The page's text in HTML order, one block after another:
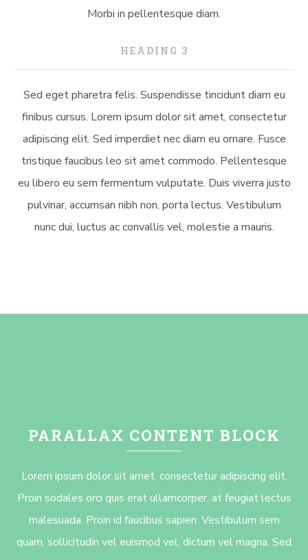
Morbi in pellentesque diam.
HEADING 3
Sed eget pharetra felis. Suspendisse tincidunt diam eu
finibus cursus. Lorem ipsum dolor sit amet, consectetur
adipiscing elit. Sed imperdiet nec diam eu ornare. Fusce
tristique faucibus leo sit amet commodo. Pellentesque
eu libero eu sem fermentum vulputate. Duis viverra justo
pulvinar, accumsan nibh non, porta lectus. Vestibulum
nunc dui, luctus ac convallis vel, molestie a mauris.
PARALLAX CONTENT BLOCK
Lorem ipsum dolor sit amet, consectetur adipiscing elit.
Proin sodales orci quis erat ullamcorper, at feugiat lectus
malesuada. Proin id faucibus sapien. Vestibulum sem
quam, sollicitudin vel euismod vel, dictum vel magna. Sed